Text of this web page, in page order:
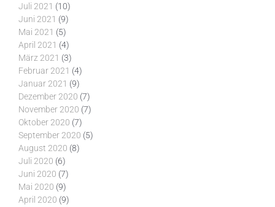
Juli 2021 (10)
Juni 2021 (9)
Mai 2021 (5)
April 2021 (4)
März 2021 (3)
Februar 2021 (4)
Januar 2021 (9)
Dezember 2020 (7)
November 2020 (7)
Oktober 2020 (7)
September 2020 (5)
August 2020 (8)
Juli 2020 (6)
Juni 2020 (7)
Mai 2020 (9)
April 2020 (9)